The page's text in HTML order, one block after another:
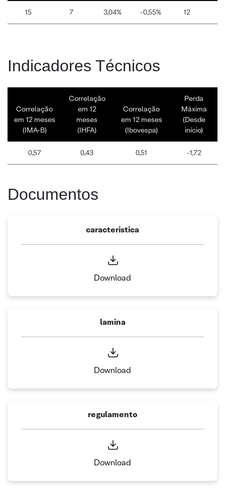
15 7 3,04% -0,55% 12 10
Indicadores Técnicos
Correlação
em 12 meses
(IMA-B)
Correlação
em 12
meses
(IHFA)
Correlação
em 12 meses
(Ibovespa)
Perda
Máxima
(Desde
início)
0,57 0,43 0,51 -1,72
Documentos
caracteristica
Download
lamina
Download
regulamento
Download